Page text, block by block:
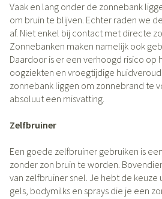
Vaak en lang onder de zonnebank
om bruin te blijven. Echter raden we
af. Niet enkel bij contact met directe
Zonnebanken maken namelijk ook
Daardoor is er een verhoogd risico op
oogziekten en vroegtijdige
zonnebank liggen om zonnebrand te
absoluut een misvatting.
Zelfbruiner
Een goede zelfbruiner gebruiken is
zonder zon bruin te worden.
van zelfbruiner snel. Je hebt de
gels, bodymilks en sprays die je een